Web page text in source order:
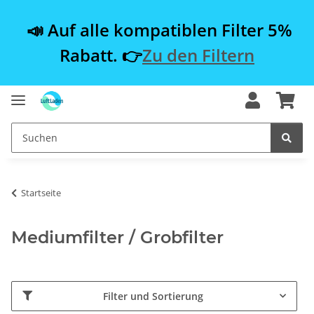
📣 Auf alle kompatiblen Filter 5%
Rabatt. 👉Zu den Filtern
Startseite
Mediumfilter / Grobfilter
Filter und Sortierung